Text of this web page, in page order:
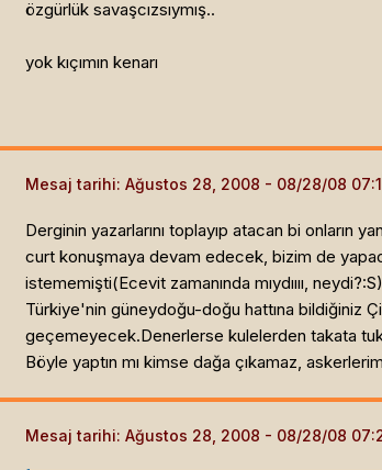
özgürlük savaşcızsıymış..
yok kıçımın kenarı
Mesaj tarihi: Ağustos 28, 2008
Derginin yazarlarını toplayıp atacan bi onların
curt konuşmaya devam edecek, bizim de
istememişti(Ecevit zamanında mıydıııı,
Türkiye'nin güneydoğu-doğu hattına bildiğiniz
geçemeyecek.Denerlerse kulelerden takata
Böyle yaptın mı kimse dağa çıkamaz,
Mesaj tarihi: Ağustos 28, 2008